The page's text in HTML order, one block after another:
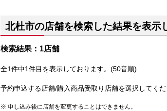
北杜市の店舗を検索した結果を表示
検索結果：1店舗
全1件中1件目を表示しております。(50音順)
予約申込する店舗/購入商品受取り店舗を選択してくだ
申し込み後に店舗を変更することはできません。